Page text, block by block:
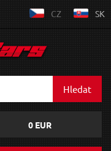
CZ SK
Hledat
0 EUR